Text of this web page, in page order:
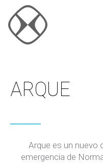
ARQUE
Arque es un nuevo
emergencia de